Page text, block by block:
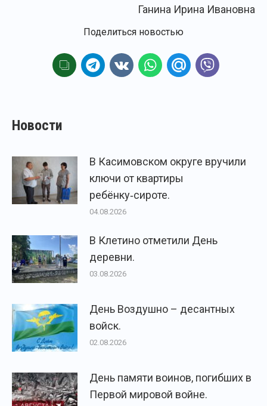
Ганина Ирина Ивановна
Поделиться новостью
Новости
В Касимовском округе вручили
ключи от квартиры
ребёнку‑сироте.
04.08.2026
В Клетино отметили День
деревни.
03.08.2026
День Воздушно – десантных
войск.
02.08.2026
День памяти воинов, погибших в
Первой мировой войне.